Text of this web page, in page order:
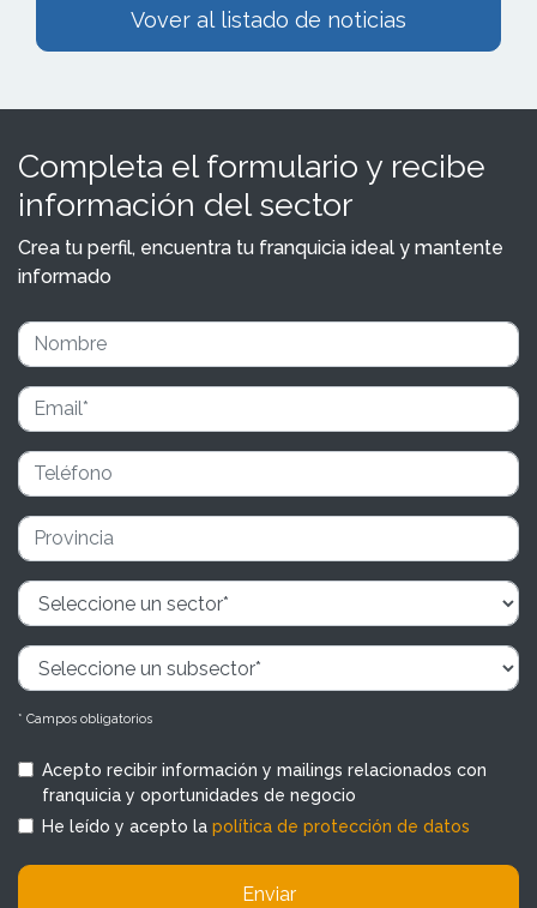
Vover al listado de noticias
Completa el formulario y recibe
información del sector
Crea tu perfil, encuentra tu franquicia ideal y mantente
informado
* Campos obligatorios
Acepto recibir información y mailings relacionados con
franquicia y oportunidades de negocio
He leído y acepto la política de protección de datos
Enviar